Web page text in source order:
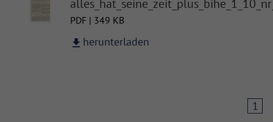
PDF | 349 KB
herunterladen
1